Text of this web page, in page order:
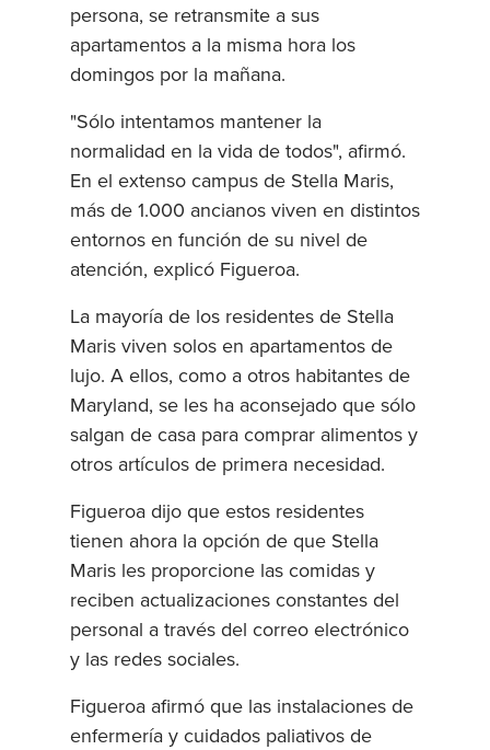
persona, se retransmite a sus
apartamentos a la misma hora los
domingos por la mañana.
"Sólo intentamos mantener la
normalidad en la vida de todos", afirmó.
En el extenso campus de Stella Maris,
más de 1.000 ancianos viven en distintos
entornos en función de su nivel de
atención, explicó Figueroa.
La mayoría de los residentes de Stella
Maris viven solos en apartamentos de
lujo. A ellos, como a otros habitantes de
Maryland, se les ha aconsejado que sólo
salgan de casa para comprar alimentos y
otros artículos de primera necesidad.
Figueroa dijo que estos residentes
tienen ahora la opción de que Stella
Maris les proporcione las comidas y
reciben actualizaciones constantes del
personal a través del correo electrónico
y las redes sociales.
Figueroa afirmó que las instalaciones de
enfermería y cuidados paliativos de